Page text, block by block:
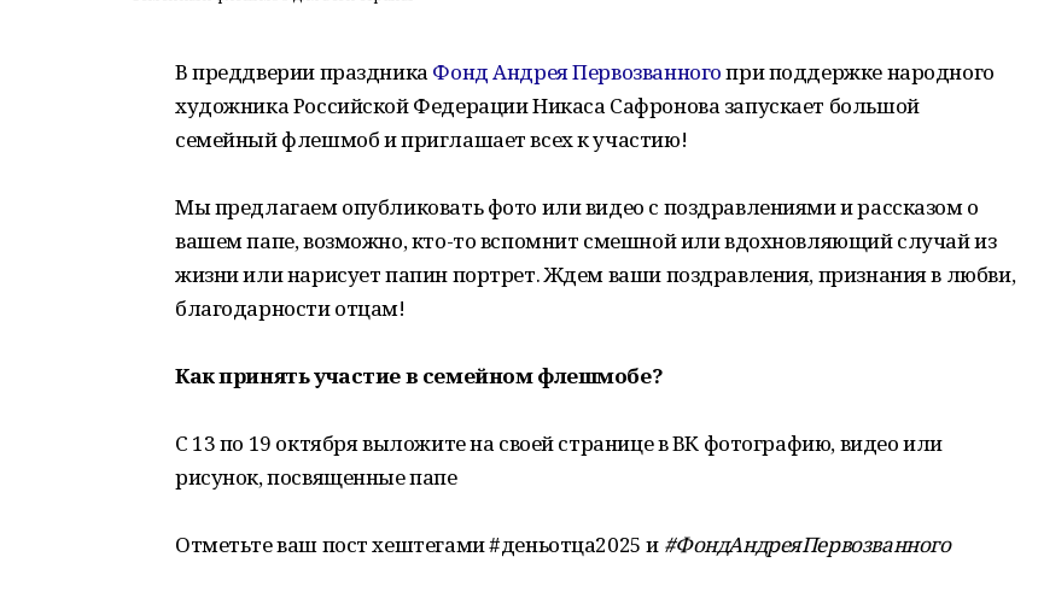
В преддверии праздника Фонд Андрея Первозванногопри поддержке народного
художника Российской Федерации Никаса Сафронова запускает большой
семейный флешмоб и приглашает всех к участию!
Мы предлагаем опубликовать фото или видео с поздравлениями и рассказом о
вашем папе, возможно, кто-то вспомнит смешной или вдохновляющий случай из
жизни или нарисует папин портрет. Ждем ваши поздравления, признания в любви,
благодарности отцам!
Как принять участие в семейном флешмобе?
С 13 по 19 октября выложите на своей странице в ВК фотографию, видео или
рисунок, посвященные папе
Отметьте ваш пост хештегами #деньотца2025 и #ФондАндреяПервозванного